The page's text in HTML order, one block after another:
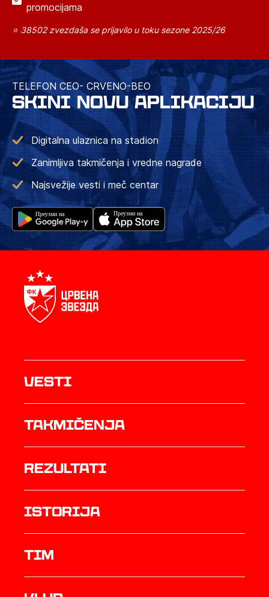
promocijama
⭐ 38502 zvezdaša se prijavilo u toku sezone 2025/26
TELEFON CEO- CRVENO-BEO
SKINI NOVU APLIKACIJU
Digitalna ulaznica na stadion
Zanimljiva takmičenja i vredne nagrade
Najsvežije vesti i meč centar
Vesti
Takmičenja
rezultati
istorija
TIM